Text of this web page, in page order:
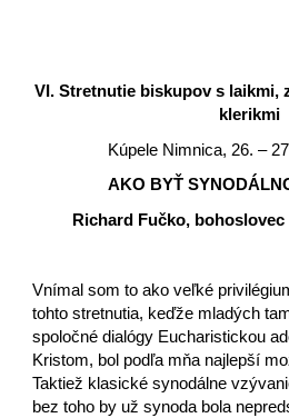
VI. Stretnutie biskupov s laikmi,
klerikmi
Kúpele Nimnica, 26. –
AKO BYŤ
Richard Fučko,
Vnímal som to ako veľké
tohto stretnutia, keďže mladých
spoločné dialógy Eucharistickou
Kristom, bol podľa mňa najlepší
Taktiež klasické synodálne
bez toho by už synoda bola